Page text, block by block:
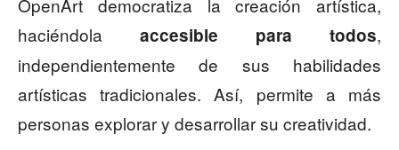
OpenArt democratiza la creación artística,
haciéndola accesible para todos,
independientemente de sus habilidades
artísticas tradicionales. Así, permite a más
personas explorar y desarrollar su creatividad.